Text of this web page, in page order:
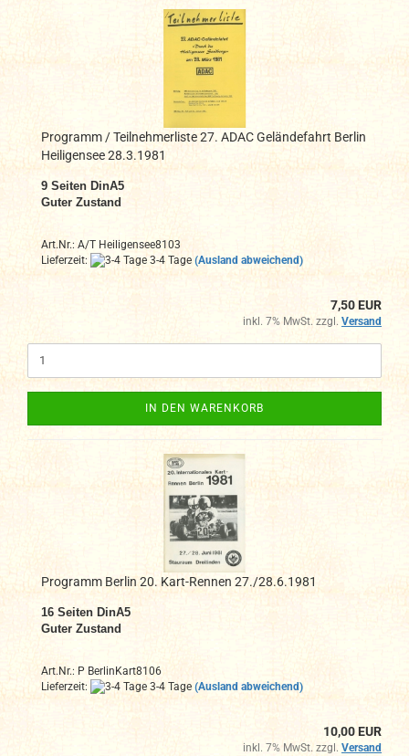
Programm / Teilnehmerliste 27. ADAC Geländefahrt Berlin
Heiligensee 28.3.1981
9 Seiten DinA5
Guter Zustand
Art.Nr.: A/T Heiligensee8103
Lieferzeit:
3-4 Tage (Ausland abweichend)
7,50 EUR
inkl. 7% MwSt. zzgl. Versand
IN DEN WARENKORB
Programm Berlin 20. Kart-Rennen 27./28.6.1981
16 Seiten DinA5
Guter Zustand
Art.Nr.: P BerlinKart8106
Lieferzeit:
3-4 Tage (Ausland abweichend)
10,00 EUR
inkl. 7% MwSt. zzgl. Versand